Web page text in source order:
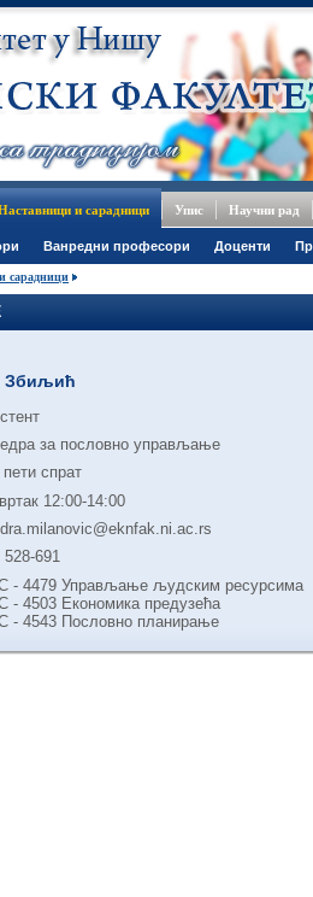
и сарадници Упис Научни рад
Ванредни професори Доценти
сарадници
Збиљић
за пословно управљање
спрат
12:00-14:00
528-691
- 4479 Управљање људским ресурсима
- 4503 Економика предузећа
- 4543 Пословно планирање